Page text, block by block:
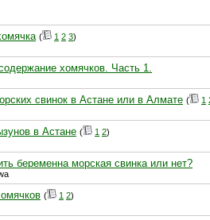
( 1 2 3)
хомячков. Часть 1.
свинок в Астане или в Алмате ( 1
в Астане ( 1 2)
беременна морская свинка или нет?
( 1 2)